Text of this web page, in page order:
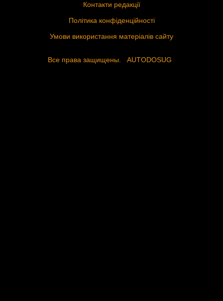
Контакти редакції
Політика конфіденційності
Умови використання матеріалів сайту
Все права защищены. AUTODOSUG